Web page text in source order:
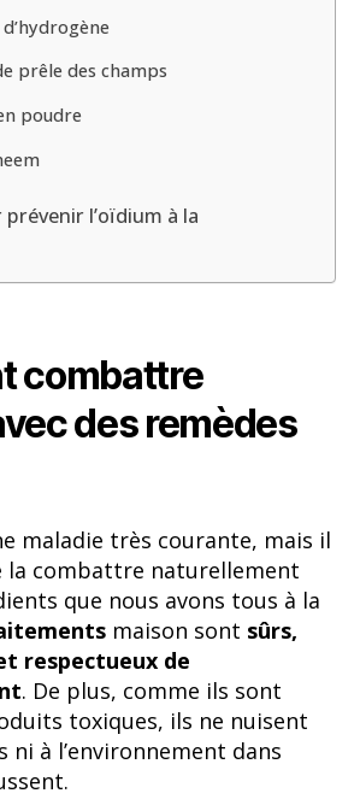
prêle des champs
poudre
l’oïdium à la
combattre
des remèdes
maladie très courante, mais il
la combattre naturellement
que nous avons tous à la
maison sont sûrs,
respectueux de
. De plus, comme ils sont
toxiques, ils ne nuisent
ni à l’environnement dans